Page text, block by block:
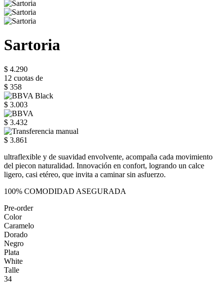
Sartoria
$ 4.290
12 cuotas de
$ 358
$ 3.003
$ 3.432
$ 3.861
ultraflexible y de suavidad envolvente, acompaña cada movimiento
del piecon naturalidad. Innovación en confort, logrando un calce
ligero, casi etéreo, que invita a caminar sin asfuerzo.
100% COMODIDAD ASEGURADA
Pre-order
Color
Caramelo
Dorado
Negro
Plata
White
Talle
34